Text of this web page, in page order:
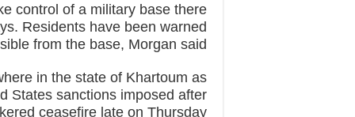
control of a military base there
Residents have been warned
from the base, Morgan said.
in the state of Khartoum as
States sanctions imposed after
ceasefire late on Thursday.